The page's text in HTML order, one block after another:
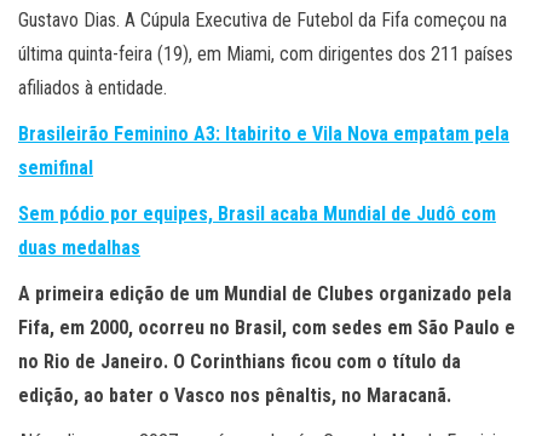
Gustavo Dias. A Cúpula Executiva de Futebol da Fifa começou na
última quinta-feira (19), em Miami, com dirigentes dos 211 países
afiliados à entidade.
Brasileirão Feminino A3: Itabirito e Vila Nova empatam pela
semifinal
Sem pódio por equipes, Brasil acaba Mundial de Judô com
duas medalhas
A primeira edição de um Mundial de Clubes organizado pela
Fifa, em 2000, ocorreu no Brasil, com sedes em São Paulo e
no Rio de Janeiro. O Corinthians ficou com o título da
edição, ao bater o Vasco nos pênaltis, no Maracanã.